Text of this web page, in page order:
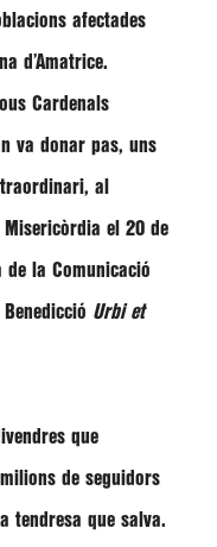
afectades
d’Amatrice.
Cardenals
va donar pas, uns
al
el 20 de
de la Comunicació
Urbi et
que
de seguidors
tendresa que salva.